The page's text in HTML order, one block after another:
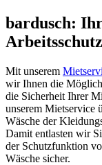
bardusch:
Arbeitsschutz
Mit unserem
wir Ihnen die
die Sicherheit Ihrer
unserem Mietservice
Wäsche der
Damit entlasten wir
der Schutzfunktion
Wäsche sicher.